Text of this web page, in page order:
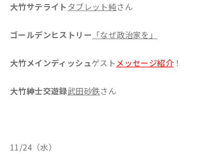
大竹サテライトタブレット純さん
ゴールデンヒストリー 「なぜ政治家を」
大竹メインディッシュゲストメッセージ紹介 ！
大竹紳士交遊録武田砂鉄さん
11/24（水）